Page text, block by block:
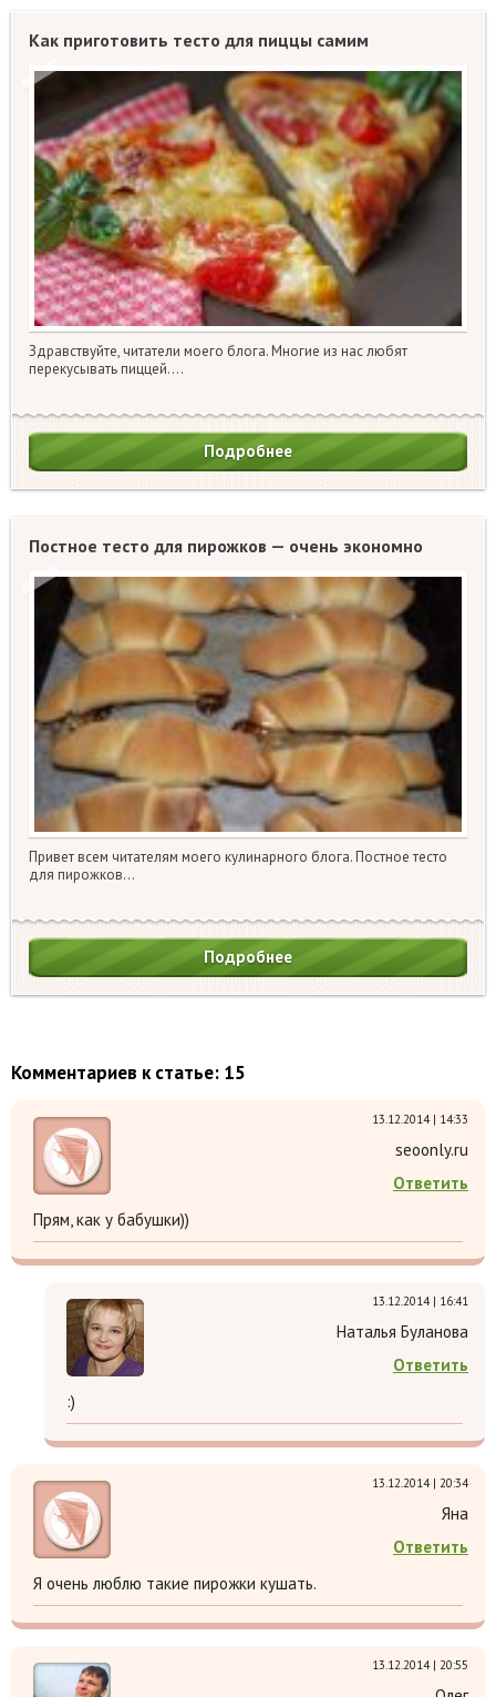
Как приготовить тесто для пиццы самим
Здравствуйте, читатели моего блога. Многие из нас любят
перекусывать пиццей….
Подробнее
Постное тесто для пирожков — очень экономно
Привет всем читателям моего кулинарного блога. Постное тесто
для пирожков…
Подробнее
Комментариев к статье: 15
seoonly.ru
Прям, как у бабушки))
Ответить
13.12.2014 | 14:33
Наталья Буланова
:)
Ответить
13.12.2014 | 16:41
Яна
Я очень люблю такие пирожки кушать.
Ответить
13.12.2014 | 20:34
13.12.2014 | 20:55